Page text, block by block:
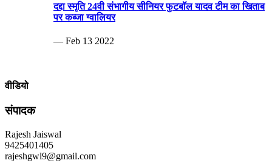
दद्दा स्मृति 24वी संभागीय सीनियर फुटबॉल यादव टीम का खिताब
पर कब्जा ग्वालियर
— Feb 13 2022
वीडियो
संपादक
Rajesh Jaiswal
9425401405
rajeshgwl9@gmail.com